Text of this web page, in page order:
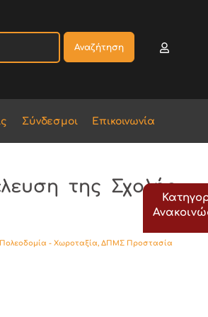
Αναζήτηση
Σύνδεσμοι Επικοινωνία
της Σχολής
- Χωροταξία, ΔΠΜΣ Προστασία